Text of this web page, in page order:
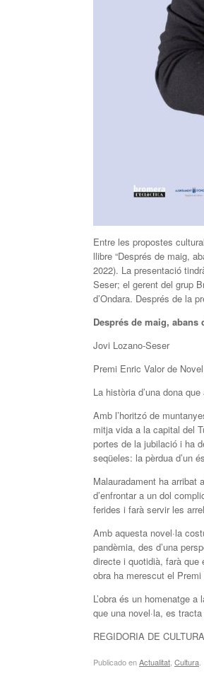
Entre les propostes
llibre “Després de maig,
2022). La presentació
Seser; el gerent del grup
d’Ondara. Després de la
Després de maig, abans
Jovi Lozano-Seser
Premi Enric Valor de
La història d’una dona
Amb l’horitzó de
mitja vida a la capital del
portes de la jubilació i ha
seqüeles: la pèrdua d’un
Malauradament ha arribat
d’enfrontar a un dol
ferides i farà servir les
Amb aquesta novel·la
pandèmia, des d’una
directe i quotidià, farà que
obra ha merescut el
L’obra és un homenatge
que una novel·la, es
REGIDORIA DE
Publicado enActualitat Cultura